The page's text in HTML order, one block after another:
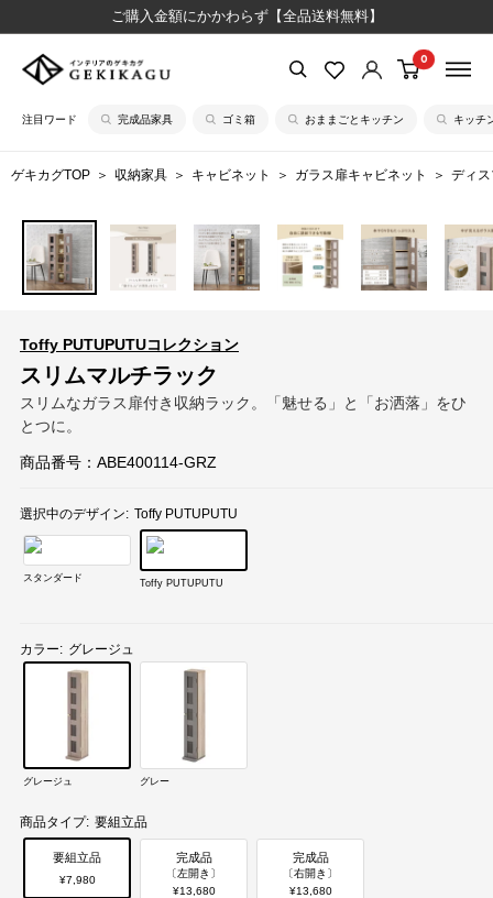
ご購入金額にかかわらず【全品送料無料】
【公
イ
テ
の
ゲ
カ
グ
0
注目ワード 完成品家具 ゴミ箱 おままごとキッチン キッチ
ゲキカグTOP 収納家具 キャビネット ガラス扉キャビネット ディ
Toffy PUTUPUTUコレクション
スリムマルチラック
スリムなガラス扉付き収納ラック。「魅せる」と「お洒落」をひ
とつに。
商品番号： ABE400114-GRZ
選択中のデザイン: Toffy PUTUPUTU
スタンダード Toffy PUTUPUTU
カラー: グレージュ
グレージュ グレー
商品タイプ: 要組立品
要組立品
¥7,980
完成品
〔左開き〕
¥13,680
完成品
〔右開き〕
¥13,680